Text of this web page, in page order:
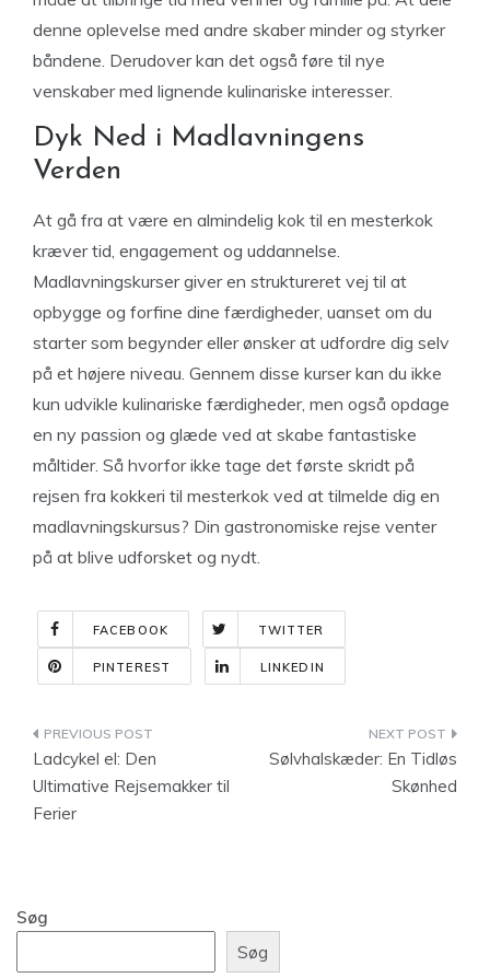
denne oplevelse med andre skaber minder og styrker
båndene. Derudover kan det også føre til nye
venskaber med lignende kulinariske interesser.
Dyk Ned i Madlavningens
Verden
At gå fra at være en almindelig kok til en mesterkok
kræver tid, engagement og uddannelse.
Madlavningskurser giver en struktureret vej til at
opbygge og forfine dine færdigheder, uanset om du
starter som begynder eller ønsker at udfordre dig selv
på et højere niveau. Gennem disse kurser kan du ikke
kun udvikle kulinariske færdigheder, men også opdage
en ny passion og glæde ved at skabe fantastiske
måltider. Så hvorfor ikke tage det første skridt på
rejsen fra kokkeri til mesterkok ved at tilmelde dig en
madlavningskursus? Din gastronomiske rejse venter
på at blive udforsket og nydt.
FACEBOOK TWITTER
PINTEREST LINKEDIN
Indlægsnavigation
Ladcykel el: Den
Ultimative Rejsemakker til
Ferier
Sølvhalskæder: En Tidløs
Skønhed
Søg
Søg